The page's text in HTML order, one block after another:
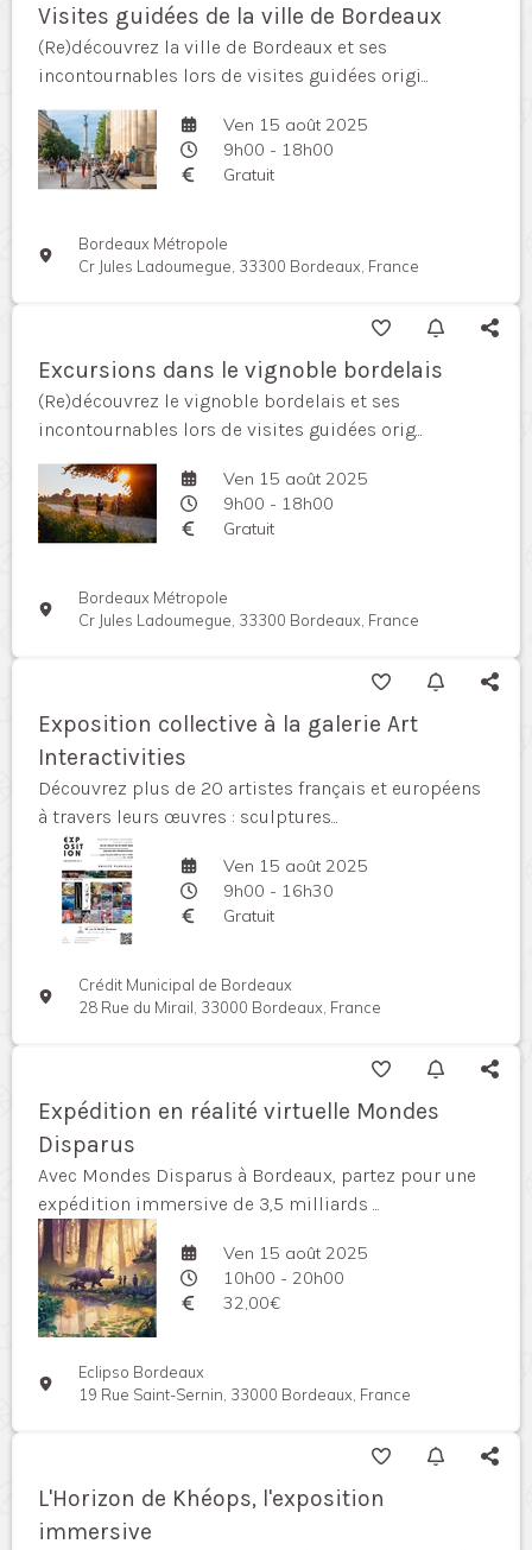
Visites guidées de la ville de Bordeaux
(Re)découvrez la ville de Bordeaux et ses
incontournables lors de visites guidées origi...
Ven 15 août 2025
9h00 - 18h00
Gratuit
Bordeaux Métropole
Cr Jules Ladoumegue, 33300 Bordeaux, France
Excursions dans le vignoble bordelais
(Re)découvrez le vignoble bordelais et ses
incontournables lors de visites guidées orig...
Ven 15 août 2025
9h00 - 18h00
Gratuit
Bordeaux Métropole
Cr Jules Ladoumegue, 33300 Bordeaux, France
Exposition collective à la galerie Art
Interactivities
Découvrez plus de 20 artistes français et européens
à travers leurs œuvres : sculptures...
Ven 15 août 2025
9h00 - 16h30
Gratuit
Crédit Municipal de Bordeaux
28 Rue du Mirail, 33000 Bordeaux, France
Expédition en réalité virtuelle Mondes
Disparus
Avec Mondes Disparus à Bordeaux, partez pour une
expédition immersive de 3,5 milliards ...
Ven 15 août 2025
10h00 - 20h00
32,00€
Eclipso Bordeaux
19 Rue Saint-Sernin, 33000 Bordeaux, France
L'Horizon de Khéops, l'exposition
immersive